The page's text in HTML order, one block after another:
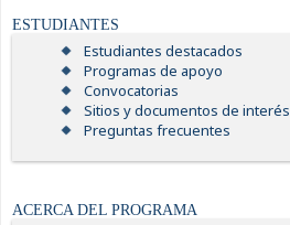
ESTUDIANTES
Estudiantes destacados
Programas de apoyo
Convocatorias
Sitios y documentos de interés
Preguntas frecuentes
ACERCA DEL PROGRAMA